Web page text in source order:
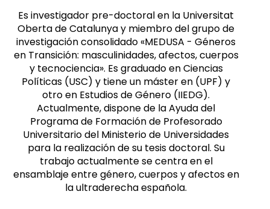
Masculino
Es investigador pre-doctoral en la Universitat
Oberta de Catalunya y miembro del grupo de
investigación consolidado «MEDUSA - Géneros
en Transición: masculinidades, afectos, cuerpos
y tecnociencia». Es graduado en Ciencias
Políticas (USC) y tiene un máster en (UPF) y
otro en Estudios de Género (IIEDG).
Actualmente, dispone de la Ayuda del
Programa de Formación de Profesorado
Universitario del Ministerio de Universidades
para la realización de su tesis doctoral. Su
trabajo actualmente se centra en el
ensamblaje entre género, cuerpos y afectos en
la ultraderecha española.